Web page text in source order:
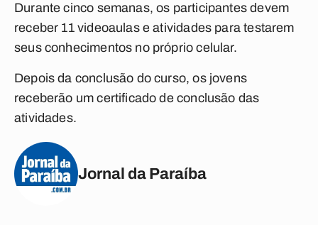
Durante cinco semanas, os participantes devem
receber 11 videoaulas e atividades para testarem
seus conhecimentos no próprio celular.
Depois da conclusão do curso, os jovens
receberão um certificado de conclusão das
atividades.
Jornal da Paraíba